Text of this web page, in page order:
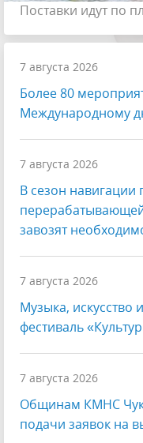
Поставки идут по
7 августа 2026
Более 80
Международному
7 августа 2026
В сезон
завозят
7 августа 2026
Музыка, искусство
фестиваль
7 августа 2026
Общинам КМНС
подачи заявок на